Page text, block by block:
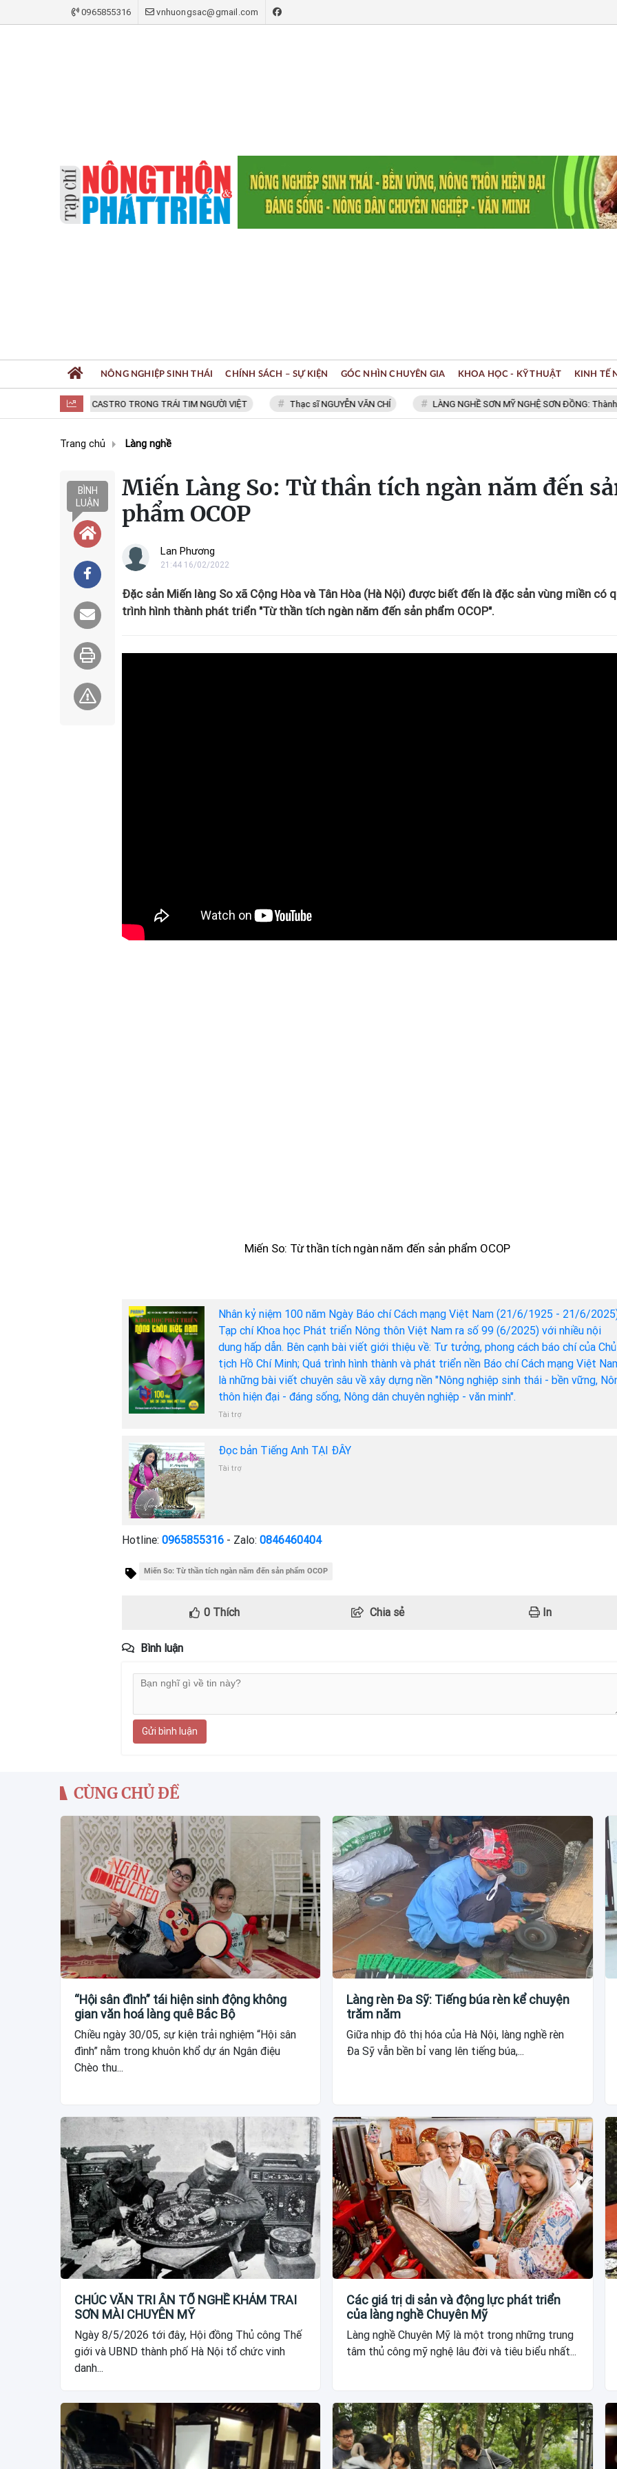
0965855316 vnhuongsac@gmail.com
FIDEL CASTRO TRONG TRÁI TIM NGƯỜI VIỆT Thạc sĩ NGUYỄN VĂN CHÍ LÀNG NGHỀ SƠN MỸ NGHỆ SƠN ĐỒNG: Thành
NÔNG NGHIỆP SINH THÁI CHÍNH SÁCH – SỰ KIỆN GÓC NHÌN CHUYÊN GIA KHOA HỌC - KỸ THUẬT KINH TẾ
Trang chủ Làng nghề
BÌNH
LUẬN
Miến Làng So: Từ thần tích ngàn năm đến
phẩm OCOP
Lan Phương
21:44 16/02/2022
Đặc sản Miến làng So xã Cộng Hòa và Tân Hòa (Hà Nội) được biết đến là đặc sản vùng miền có
trình hình thành phát triển "Từ thần tích ngàn năm đến sản phẩm OCOP".
Miến So: Từ thần tích ngàn năm đến sản phẩm OCOP
Nhân kỷ niệm 100 năm Ngày Báo chí Cách mạng Việt Nam (21/6/1925 - 21/6/
Tạp chí Khoa học Phát triển Nông thôn Việt Nam ra số 99 (6/2025) với nhiều nội
dung hấp dẫn. Bên cạnh bài viết giới thiệu về: Tư tưởng, phong cách báo chí của Chủ
tịch Hồ Chí Minh; Quá trình hình thành và phát triển nền Báo chí Cách mạng Việt
là những bài viết chuyên sâu về xây dựng nền "Nông nghiệp sinh thái - bền vững,
thôn hiện đại - đáng sống, Nông dân chuyên nghiệp - văn minh".
Tài trợ
Đọc bản Tiếng Anh TẠI ĐÂY
Tài trợ
Hotline: 0965855316 - Zalo: 0846460404
Miến So: Từ thần tích ngàn năm đến sản phẩm OCOP
0Thích Chia sẻ In
Bình luận
Gửi bình luận
CÙNG CHỦ ĐỀ
“Hội sân đình” tái hiện sinh động không
gian văn hoá làng quê Bắc Bộ
Chiều ngày 30/05, sự kiện trải nghiệm “Hội sân
đình” nằm trong khuôn khổ dự án Ngân điệu
Chèo thu...
Làng rèn Đa Sỹ: Tiếng búa rèn kể chuyện
trăm năm
Giữa nhịp đô thị hóa của Hà Nội, làng nghề rèn
Đa Sỹ vẫn bền bỉ vang lên tiếng búa,...
CHÚC VĂN TRI ÂN TỔ NGHỀ KHẢM TRAI
SƠN MÀI CHUYÊN MỸ
Ngày 8/5/2026 tới đây, Hội đồng Thủ công Thế
giới và UBND thành phố Hà Nội tổ chức vinh
danh...
Các giá trị di sản và động lực phát triển
của làng nghề Chuyên Mỹ
Làng nghề Chuyên Mỹ là một trong những trung
tâm thủ công mỹ nghệ lâu đời và tiêu biểu nhất...